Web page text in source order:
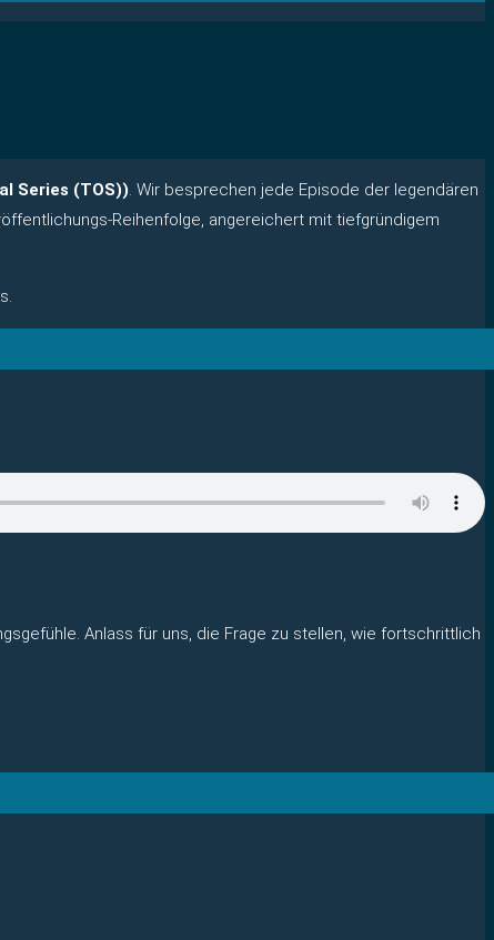
Series (TOS)) . Wir besprechen jede Episode der legendären
Reihenfolge, angereichert mit tiefgründigem
Anlass für uns, die Frage zu stellen, wie fortschrittlich